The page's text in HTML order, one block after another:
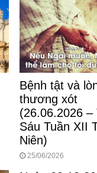
Bệnh tật và
thương xót
(26.06.2026 –
Sáu Tuần XII
Niên)
25/06/2026